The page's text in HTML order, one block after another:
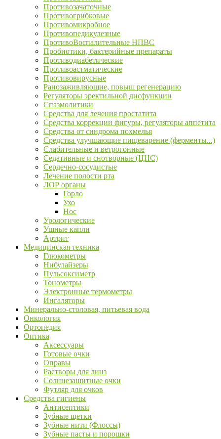
Противозачаточные
Противогрибковые
Противомикробное
Противопедикулезные
ПротивоВоспалительные НПВС
Пробиотики, бактерийные препараты
Противодиабетические
Противоастматические
Противовирусные
Ранозаживляющие, повыш регенерацию
Регуляторы эректильной дисфункции
Спазмолитики
Средства для лечения простатита
Средства коррекции фигуры, регуляторы аппетита
Средства от синдрома похмелья
Средства улучшающие пищеварение (ферменты...)
Слабительные и ветрогонные
Седативные и снотворные (ЦНС)
Сердечно-сосудистые
Лечение полости рта
ЛОР органы
Горло
Ухо
Нос
Урологические
Ушные капли
Артрит
Медицинская техника
Глюкометры
Нибулайзеры
Пульсоксиметр
Тонометры
Электронные термометры
Ингаляторы
Минерально-столовая, питьевая вода
Онкология
Ортопедия
Оптика
Аксессуары
Готовые очки
Оправы
Растворы для линз
Солнцезащитные очки
Футляр для очков
Средства гигиены
Антисептики
Зубные щетки
Зубные нити (Флоссы)
Зубные пасты и порошки